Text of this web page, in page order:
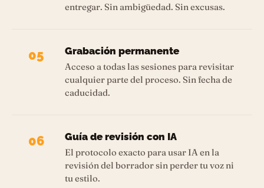
entregar. Sin ambigüedad. Sin excusas.
05 Grabación permanente
Acceso a todas las sesiones para revisitar
cualquier parte del proceso. Sin fecha de
caducidad.
06 Guía de revisión con IA
El protocolo exacto para usar IA en la
revisión del borrador sin perder tu voz ni
tu estilo.